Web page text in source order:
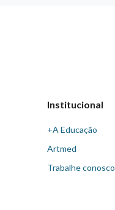
Institucional
+A Educação
Artmed
Trabalhe conosco